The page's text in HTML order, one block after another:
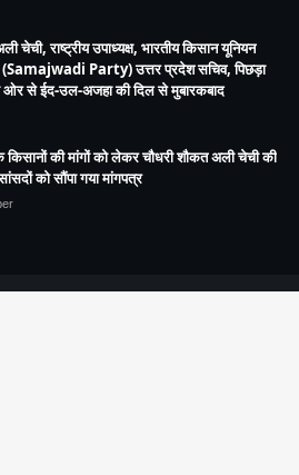
चेची, राष्ट्रीय उपाध्यक्ष, भारतीय किसान यूनियन
(Samajwadi Party) उत्तर प्रदेश सचिव, पिछड़ा
ओर से ईद-उल-अजहा की दिल से मुबारकबाद
किसानों की मांगों को लेकर चौधरी शौकत अली चेची की
को सौंपा गया मांगपत्र